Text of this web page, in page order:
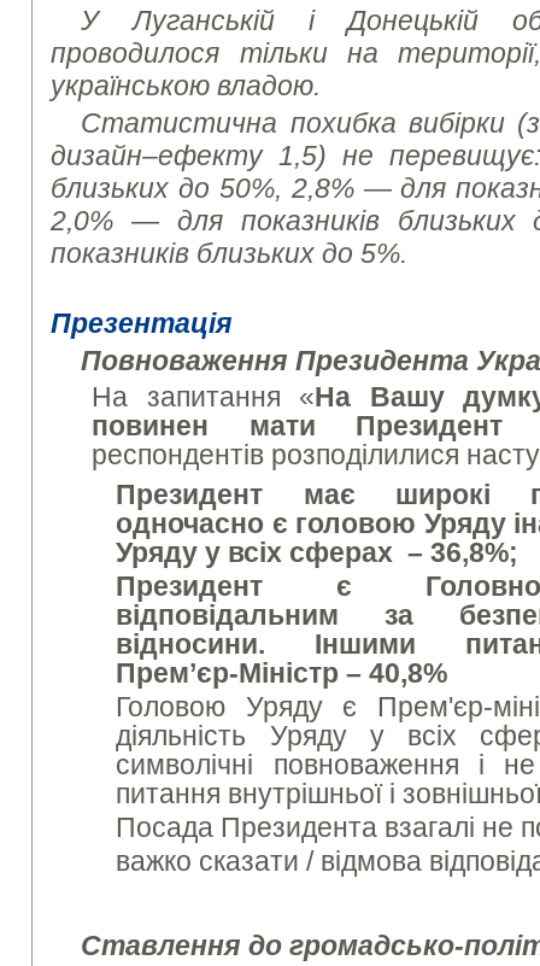
У Луганській і Донецькій
проводилося тільки на
українською владою.
Статистична похибка вибірки (з
дизайн–ефекту 1,5) не
близьких до 50%, 2,8% — для
2,0% — для показників
показників близьких до 5%.
Презентація
Повноваження Президента
На запитання «На Вашу
повинен мати Президент
респондентів розподілилися
Президент має широкі
одночасно є головою Уряду і
Уряду у всіх сферах – 36,8%;
Президент є
відповідальним за
відносини. Іншими
Прем’єр-Міністр – 40,8%
Головою Уряду є Прем'єр-
діяльність Уряду у всіх
символічні повноваження і
питання внутрішньої і
Посада Президента взагалі не
важко сказати / відмова
Ставлення до громадсько-